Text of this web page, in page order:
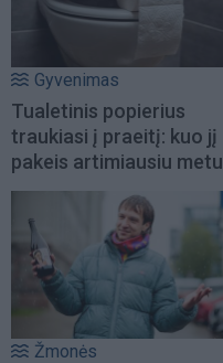
Gyvenimas
Tualetinis popierius
traukiasi į praeitį: kuo jį
pakeis artimiausiu metu
Žmonės